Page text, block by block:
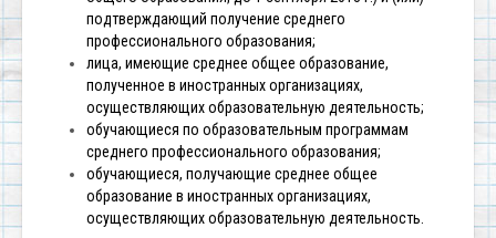
подтверждающий получение среднего
профессионального образования;
лица, имеющие среднее общее образование,
полученное в иностранных организациях,
осуществляющих образовательную деятельность;
обучающиеся по образовательным программам
среднего профессионального образования;
обучающиеся, получающие среднее общее
образование в иностранных организациях,
осуществляющих образовательную деятельность.